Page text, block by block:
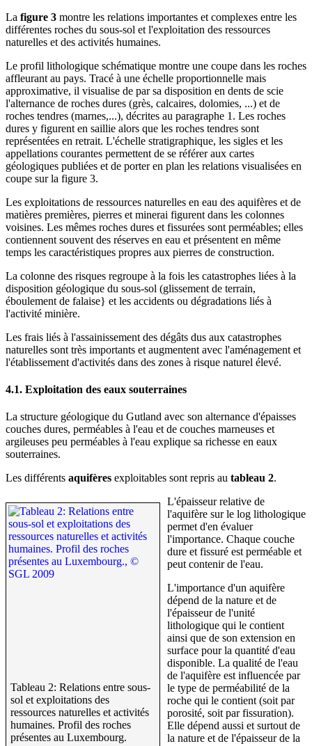
La figure 3 montre les relations importantes et complexes entre les
différentes roches du sous-sol et l'exploitation des ressources
naturelles et des activités humaines.
Le profil lithologique schématique montre une coupe dans les roches
affleurant au pays. Tracé à une échelle proportionnelle mais
approximative, il visualise de par sa disposition en dents de scie
l'alternance de roches dures (grès, calcaires, dolomies, ...) et de
roches tendres (marnes,...), décrites au paragraphe 1. Les roches
dures y figurent en saillie alors que les roches tendres sont
représentées en retrait. L'échelle stratigraphique, les sigles et les
appellations courantes permettent de se référer aux cartes
géologiques publiées et de porter en plan les relations visualisées en
coupe sur la figure 3.
Les exploitations de ressources naturelles en eau des aquifères et de
matières premières, pierres et minerai figurent dans les colonnes
voisines. Les mêmes roches dures et fissurées sont perméables; elles
contiennent souvent des réserves en eau et présentent en même
temps les caractéristiques propres aux pierres de construction.
La colonne des risques regroupe à la fois les catastrophes liées à la
disposition géologique du sous-sol (glissement de terrain,
éboulement de falaise} et les accidents ou dégradations liés à
l'activité minière.
Les frais liés à l'assainissement des dégâts dus aux catastrophes
naturelles sont très importants et augmentent avec l'aménagement et
l'établissement d'activités dans des zones à risque naturel élevé.
4.1. Exploitation des eaux souterraines
La structure géologique du Gutland avec son alternance d'épaisses
couches dures, perméables à l'eau et de couches marneuses et
argileuses peu perméables à l'eau explique sa richesse en eaux
souterraines.
Les différents aquifères exploitables sont repris au tableau 2.
Tableau 2: Relations entre sous-
sol et exploitations des
ressources naturelles et activités
humaines. Profil des roches
présentes au Luxembourg.
L'épaisseur relative de
l'aquifère sur le log lithologique
permet d'en évaluer
l'importance. Chaque couche
dure et fissuré est perméable et
peut contenir de l'eau.
L'importance d'un aquifère
dépend de la nature et de
l'épaisseur de l'unité
lithologique qui le contient
ainsi que de son extension en
surface pour la quantité d'eau
disponible. La qualité de l'eau
de l'aquifère est influencée par
le type de perméabilité de la
roche qui le contient (soit par
porosité, soit par fissuration).
Elle dépend aussi et surtout de
la nature et de l'épaisseur de la